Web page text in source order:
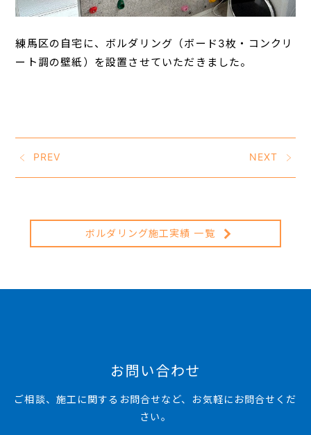
練馬区の自宅に、ボルダリング（ボード3枚・コンクリ
ート調の壁紙）を設置させていただきました。
PREV NEXT
ボルダリング施工実績 一覧
お問い合わせ
ご相談、施工に関するお問合せなど、お気軽にお問合せくだ
さい。